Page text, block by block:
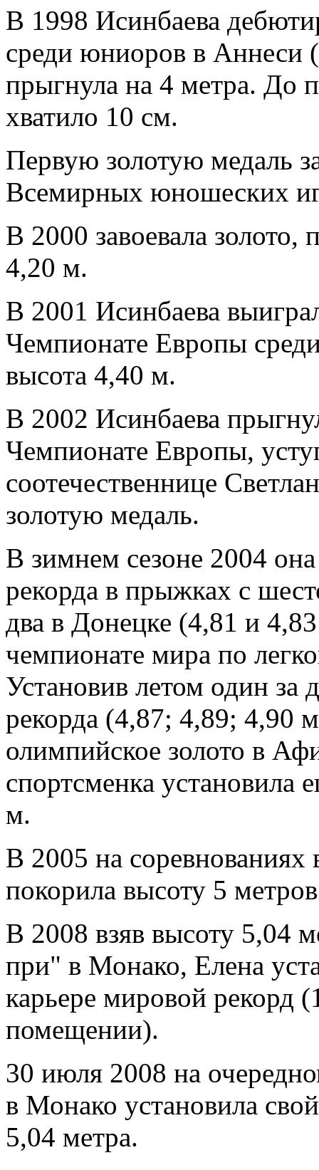
В 1998 Исинбаева
среди юниоров в Аннеси
прыгнула на 4 метра. До
хватило 10 см.
Первую золотую медаль
Всемирных юношеских
В 2000 завоевала золото,
4,20 м.
В 2001 Исинбаева
Чемпионате Европы
высота 4,40 м.
В 2002 Исинбаева
Чемпионате Европы,
соотечественнице
золотую медаль.
В зимнем сезоне 2004
рекорда в прыжках с
два в Донецке (4,81 и
чемпионате мира по
Установив летом один
рекорда (4,87; 4,89; 4,90
олимпийское золото в
спортсменка установила
м.
В 2005 на
покорила высоту 5
В 2008 взяв высоту 5,04
при" в Монако, Елена
карьере мировой рекорд
помещении).
30 июля 2008 на
в Монако установила
5,04 метра.